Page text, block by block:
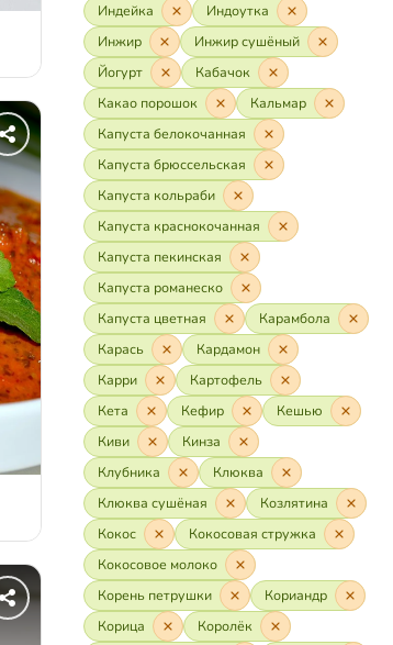
Индейка
Индоутка
Инжир
Инжир сушёный
Йогурт
Кабачок
Какао порошок
Кальмар
Капуста белокочанная
Капуста брюссельская
Капуста кольраби
Капуста краснокочанная
Капуста пекинская
Капуста романеско
Капуста цветная
Карамбола
Карась
Кардамон
Карри
Картофель
Кета
Кефир
Кешью
Киви
Кинза
Клубника
Клюква
Клюква сушёная
Козлятина
Кокос
Кокосовая стружка
Кокосовое молоко
Корень петрушки
Кориандр
Корица
Королёк